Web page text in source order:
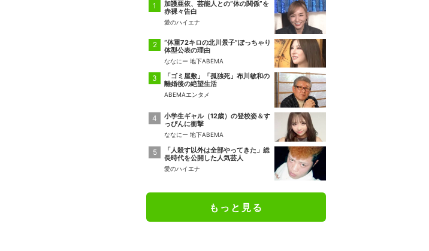
加護亜依、芸能人との“体の関係”を
赤裸々告白
愛のハイエナ
“体重72キロの北川景子”ぽっちゃり
体型公表の理由
ななにー 地下ABEMA
「ゴミ屋敷」「孤独死」布川敏和の
離婚後の絶望生活
ABEMAエンタメ
小学生ギャル（12歳）の登校姿＆す
っぴんに衝撃
ななにー 地下ABEMA
「人殺す以外は全部やってきた」総
長時代を公開した人気芸人
愛のハイエナ
もっと見る